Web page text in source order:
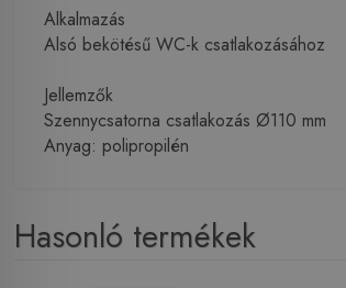
Alkalmazás
Alsó bekötésű WC-k csatlakozásához
Jellemzők
Szennycsatorna csatlakozás Ø110 mm
Anyag: polipropilén
Hasonló termékek